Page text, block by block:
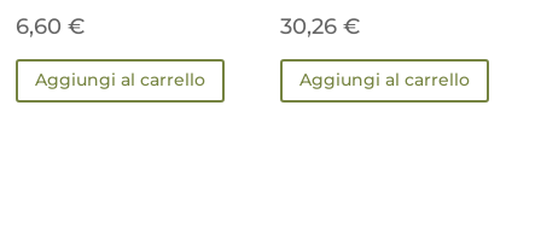
6,60€
Aggiungi al carrello
30,26€
Aggiungi al carrello